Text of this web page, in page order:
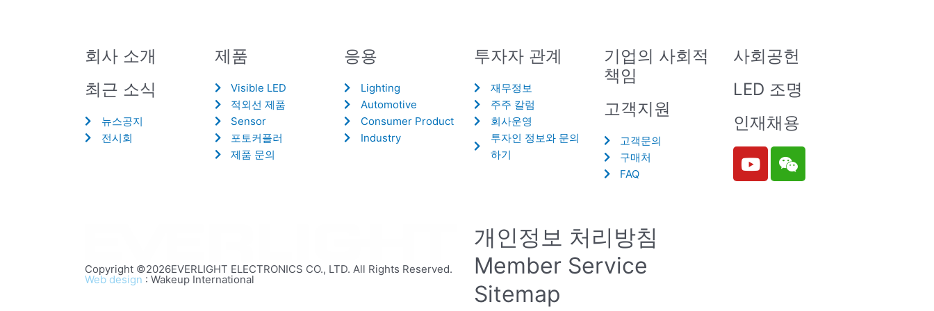
회사 소개
최근 소식
뉴스공지
전시회
제품
Visible LED
적외선 제품
Sensor
포토커플러
제품 문의
응용
Lighting
Automotive
Consumer Product
Industry
투자자 관계
재무정보
주주 칼럼
회사운영
투자인 정보와 문의
하기
기업의 사회적
책임
고객지원
고객문의
구매처
FAQ
사회공헌
LED 조명
인재채용
Y
o
W
e
Copyright ©2026EVERLIGHT ELECTRONICS CO., LTD. All Rights Reserved.
Web design : Wakeup International
개인정보 처리방침
Member Service
Sitemap